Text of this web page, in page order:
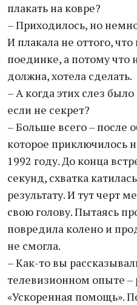
плакать на ковре?
– Приходилось, но
И плакала не оттого,
поединке, а потому что
должна, хотела сделать.
– А когда этих слез
если не секрет?
– Больше всего – после
которое приключилось
1992 году. До конца
секунд, схватка
результату. И тут черт
свою голову. Пытаясь
повредила колено и
не смогла.
– Как-то вы
телевизионном опыте –
«Ускоренная помощь».